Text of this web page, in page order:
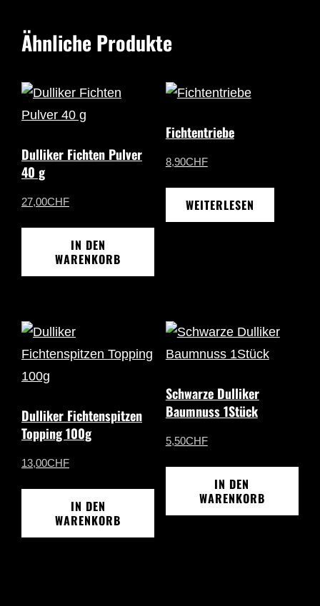
Ähnliche Produkte
Dulliker Fichten Pulver
40 g
27,00CHF
IN DEN
WARENKORB
Fichtentriebe
8,90CHF
WEITERLESEN
Dulliker Fichtenspitzen
Topping 100g
13,00CHF
IN DEN
WARENKORB
Schwarze Dulliker
Baumnuss 1Stück
5,50CHF
IN DEN
WARENKORB